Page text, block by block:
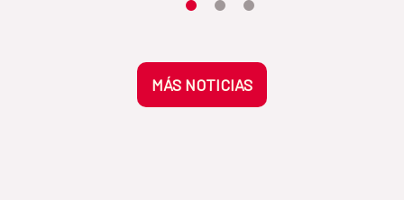
Moves the carousel to its element
Moves the carousel to its
Moves the carousel to its
MÁS NOTICIAS